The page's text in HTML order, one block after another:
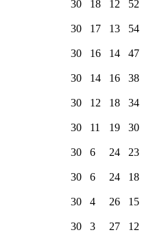
30 18 12 52
30 17 13 54
30 16 14 47
30 14 16 38
30 12 18 34
30 11 19 30
30 6 24 23
30 6 24 18
30 4 26 15
30 3 27 12